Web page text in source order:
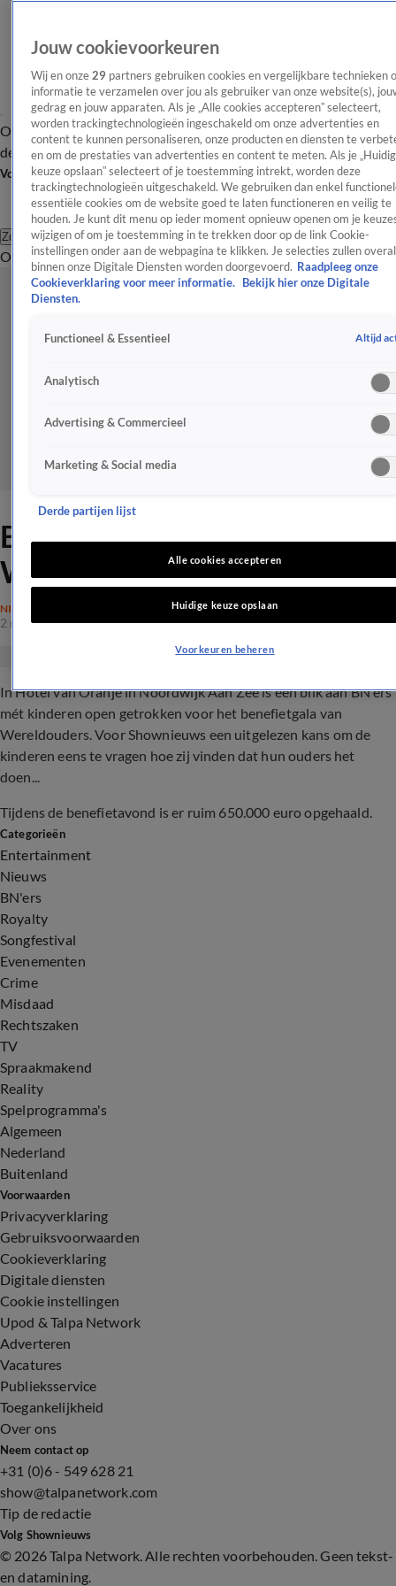
OverzichtAfleveringen Entertainment TV Algemeen
Tip
de redactieNieuwsbrief
Volg Shownieuws
Zoeken
OverzichtEntertainmentSpraakmakendRealityCrimeVideo's
BN'ers bij benefietgala van
Wereldouders
NIEUWS
2 nov 2019, 22:18
In Hotel van Oranje in Noordwijk Aan Zee is een blik aan BN'ers
mét kinderen open getrokken voor het benefietgala van
Wereldouders. Voor Shownieuws een uitgelezen kans om de
kinderen eens te vragen hoe zij vinden dat hun ouders het
doen...
Tijdens de benefietavond is er ruim 650.000 euro opgehaald.
Categorieën
Entertainment
Nieuws
BN'ers
Royalty
Songfestival
Evenementen
Crime
Misdaad
Rechtszaken
TV
Spraakmakend
Reality
Spelprogramma's
Algemeen
Nederland
Buitenland
Voorwaarden
Privacyverklaring
Gebruiksvoorwaarden
Cookieverklaring
Digitale diensten
Cookie instellingen
Upod & Talpa Network
Adverteren
Vacatures
Publieksservice
Toegankelijkheid
Over ons
Neem contact op
+31 (0)6 - 549 628 21
show@talpanetwork.com
Tip de redactie
Volg Shownieuws
© 2026 Talpa Network. Alle rechten voorbehouden. Geen tekst-
en datamining.
Jouw cookievoorkeuren
Wij en onze 29 partners gebruiken cookies en vergelijkbare technieken
informatie te verzamelen over jou als gebruiker van onze website(s),
gedrag en jouw apparaten. Als je „Alle cookies accepteren” selecteert,
worden trackingtechnologieën ingeschakeld om onze advertenties en
content te kunnen personaliseren, onze producten en diensten te
en om de prestaties van advertenties en content te meten. Als je
keuze opslaan” selecteert of je toestemming intrekt, worden deze
trackingtechnologieën uitgeschakeld. We gebruiken dan enkel
essentiële cookies om de website goed te laten functioneren en veilig te
houden. Je kunt dit menu op ieder moment opnieuw openen om je
wijzigen of om je toestemming in te trekken door op de link Cookie-
instellingen onder aan de webpagina te klikken. Je selecties zullen overal
binnen onze Digitale Diensten worden doorgevoerd. Raadpleeg onze
Cookieverklaring voor meer informatie.
Bekijk hier onze Digitale
Diensten.
Functioneel & Essentieel Altijd
Analytisch
Advertising & Commercieel
Marketing & Social media
Derde partijen lijst
Alle cookies accepteren
Huidige keuze opslaan
Voorkeuren beheren